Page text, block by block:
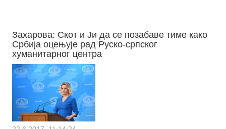
Захарова: Скот и Ји да се позабаве тиме како
Србија оцењује рад Руско-српског
хуманитарног центра